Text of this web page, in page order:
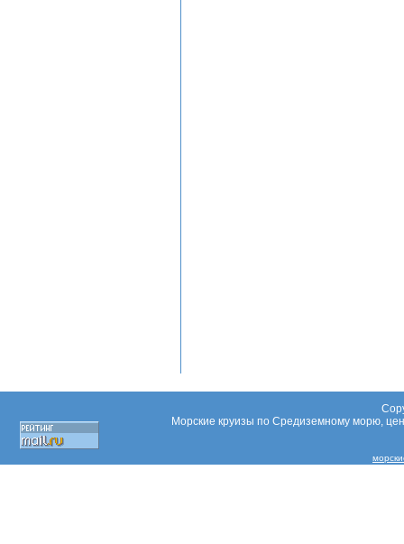
Морские круизы по Средиземному морю,